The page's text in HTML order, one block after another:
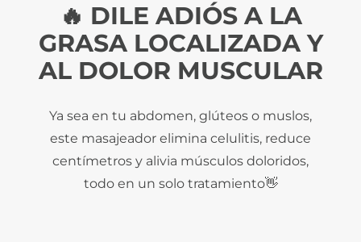
🔥 DILE ADIÓS A LA
GRASA LOCALIZADA Y
AL DOLOR MUSCULAR
Ya sea en tu abdomen, glúteos o muslos,
este masajeador elimina celulitis, reduce
centímetros y alivia músculos doloridos,
todo en un solo tratamiento👋